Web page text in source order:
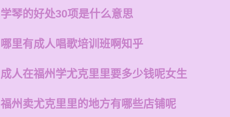
学琴的好处30项是什么意思
哪里有成人唱歌培训班啊知乎
成人在福州学尤克里里要多少钱呢女生
福州卖尤克里里的地方有哪些店铺呢